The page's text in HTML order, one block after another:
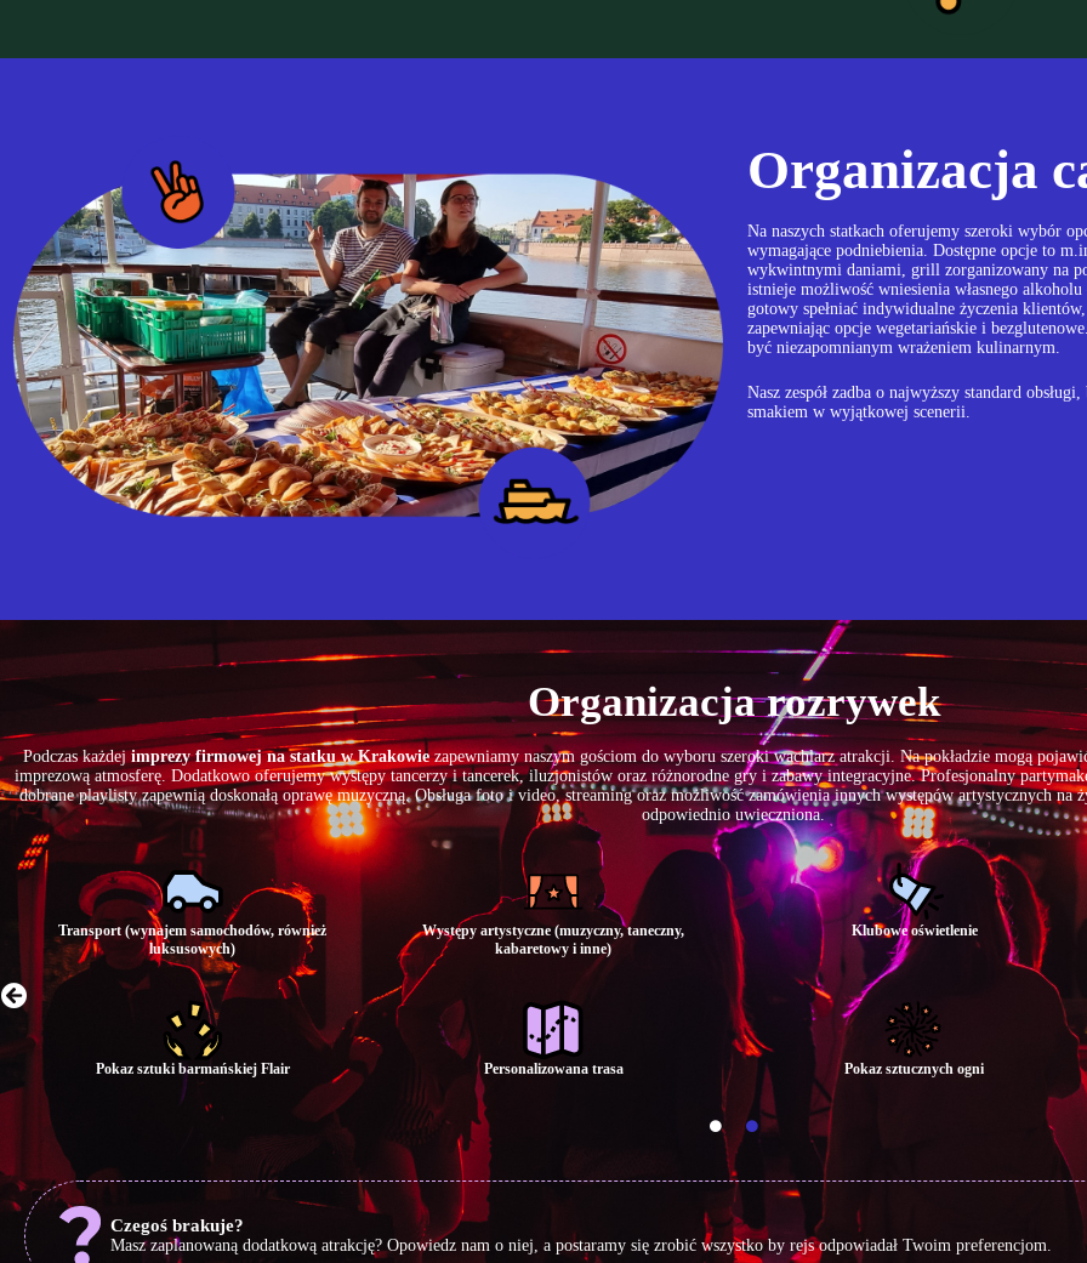
Organizacja
Na naszych statkach oferujemy szeroki wybór
wymagające podniebienia. Dostępne opcje to
wykwintnymi daniami, grill zorganizowany na
istnieje możliwość wniesienia własnego
gotowy spełniać indywidualne życzenia
zapewniając opcje wegetariańskie i
być niezapomnianym wrażeniem kulinarnym.
Nasz zespół zadba o najwyższy standard
smakiem w wyjątkowej scenerii.
Organizacja rozrywek
Podczas każdejimprezy firmowej na statku w Krakowiezapewniamy naszym gościom do wyboru szeroki wachlarz atrakcji. Na pokładzie mogą
imprezową atmosferę. Dodatkowo oferujemy występy tancerzy i tancerek, iluzjonistów oraz różnorodne gry i zabawy integracyjne. Profesjonalny
dobrane playlisty zapewnią doskonałą oprawę muzyczną. Obsługa foto i video, streaming oraz możliwość zamówienia innych występów artystycznych na
odpowiednio uwieczniona.
Transport (wynajem samochodów, również
luksusowych)
Pokaz sztuki barmańskiej Flair
Występy artystyczne (muzyczny, taneczny,
kabaretowy i inne)
Personalizowana trasa
Klubowe oświetlenie
Pokaz sztucznych ogni
Czegoś brakuje?
Masz zaplanowaną dodatkową atrakcję? Opowiedz nam o niej, a postaramy się zrobić wszystko by rejs odpowiadał Twoim preferencjom.